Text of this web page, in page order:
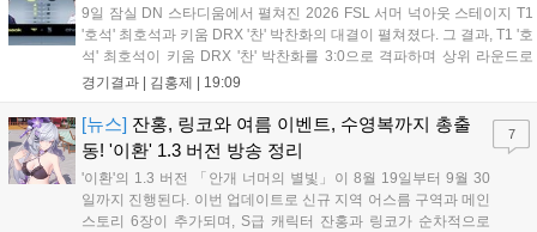
9일 잠실 DN 스타디움에서 펼쳐진 2026 FSL 서머 넉아웃 스테이지 T1
'호석' 최호석과 키움 DRX '찬' 박찬화의 대결이 펼쳐졌다. 그 결과, T1 '호
석' 최호석이 키움 DRX '찬' 박찬화를 3:0으로 격파하며 상위 라운드로
진출했고, '찬'은 탈락하고 말았다. 경기 초반, 5분 만에 골 찬스를 잡은
경기결과 | 김홍제 | 19:09
[뉴스] 잔홍, 링코와 여름 이벤트, 수영복까지 총출
동! '이환' 1.3 버전 방송 정리
'이환'의 1.3 버전 「안개 너머의 별빛」이 8월 19일부터 9월 30
일까지 진행된다. 이번 업데이트로 신규 지역 어스름 구역과 메인
스토리 6장이 추가되며, S급 캐릭터 잔홍과 링코가 순차적으로
7